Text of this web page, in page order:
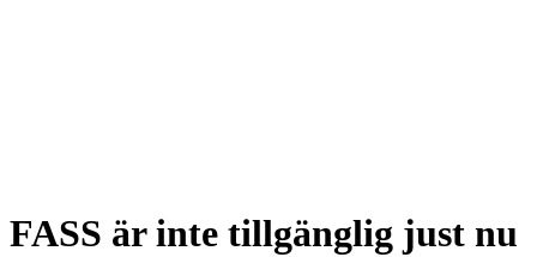
FASS är inte tillgänglig just nu